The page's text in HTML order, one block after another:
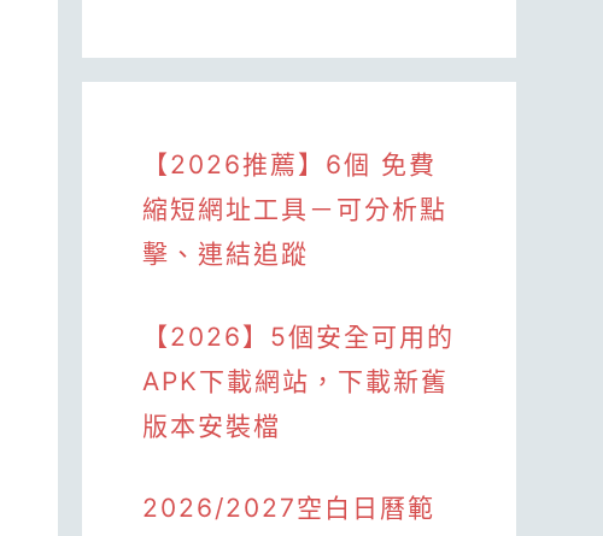
【2026推薦】6個 免費
縮短網址工具－可分析點
擊、連結追蹤
【2026】5個安全可用的
APK下載網站，下載新舊
版本安裝檔
2026/2027空白日曆範